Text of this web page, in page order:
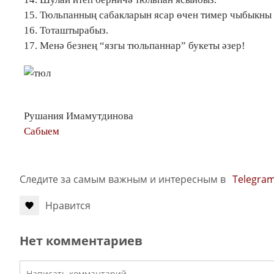
15. Тюльпанның сабакларын ясар өчен тимер
16. Тоташтырабыз.
17. Менә безнең “язгы тюльпаннар” букеты әзер!
Рушания Имамутдинова
Сабыем
Следите за самым важным и интересным в
Нравится
Нет комментариев